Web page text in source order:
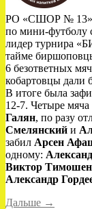
РО «СШОР № 13» в
по мини-футболу
лидер турнира
тайме
6 безответных
кобартовцы дали
В итоге была
12-7. Четыре
Галян, по разу
Смелянский и
забил Арсен
одному:
Виктор
Александр
Дальше →